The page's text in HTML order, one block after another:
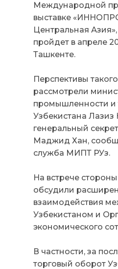
Международной
выставке
Центральная
пройдет в апреле
Ташкенте.
Перспективы
рассмотрели
промышленности и
Узбекистана Лазиз
генеральный
Маджид Хан,
служба МИПТ РУз.
На встрече
обсудили
взаимодействия
Узбекистаном и
экономического
В частности, за
торговый оборот